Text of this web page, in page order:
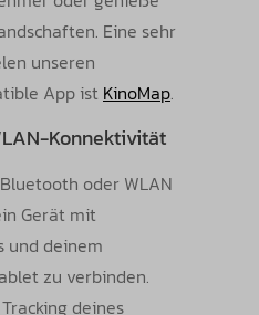
Eine sehr
unseren
App ist KinoMap.
Konnektivität
oder WLAN
Gerät mit
und deinem
zu verbinden.
deines